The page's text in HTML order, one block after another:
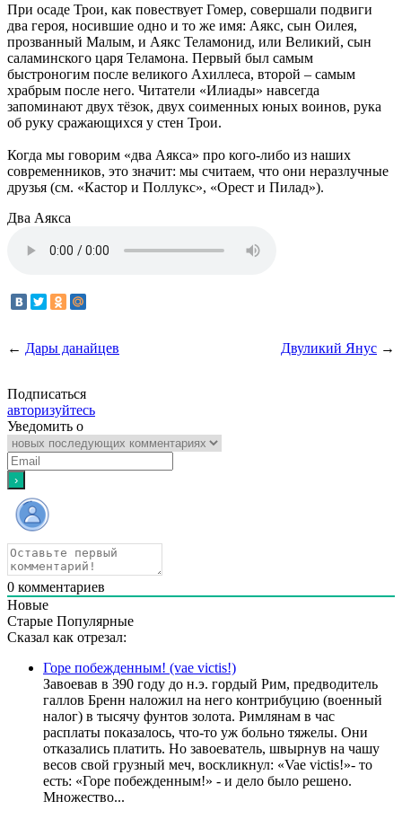
При осаде Трои, как повествует Гомер, совершали подвиги
два героя, носившие одно и то же имя: Аякс, сын Оилея,
прозванный Малым, и Аякс Теламонид, или Великий, сын
саламинского царя Теламона. Первый был самым
быстроногим после великого Ахиллеса, второй – самым
храбрым после него. Читатели «Илиады» навсегда
запоминают двух тёзок, двух соименных юных воинов, рука
об руку сражающихся у стен Трои.
Когда мы говорим «два Аякса» про кого-либо из наших
современников, это значит: мы считаем, что они неразлучные
друзья (см. «Кастор и Поллукс», «Орест и Пилад»).
Два Аякса
← Дары данайцев Двуликий Янус →
Подписаться
авторизуйтесь
Уведомить о
0 комментариев
Новые
Старые Популярные
Сказал как отрезал:
Горе побежденным! (vae victis!)
Завоевав в 390 году до н.э. гордый Рим, предводитель
галлов Бренн наложил на него контрибуцию (военный
налог) в тысячу фунтов золота. Римлянам в час
расплаты показалось, что-то уж больно тяжелы. Они
отказались платить. Но завоеватель, швырнув на чашу
весов свой грузный меч, воскликнул: «Vae victis!»- то
есть: «Горе побежденным!» - и дело было решено.
Множество...